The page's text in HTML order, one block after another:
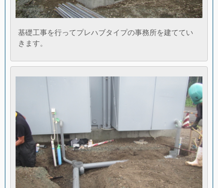
基礎工事を行ってプレハブタイプの事務所を建ててい
きます。